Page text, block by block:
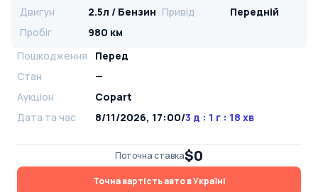
Двигун 2.5л / Бензин Привід
Передній
Пробіг
980 км
Пошкодження
Перед
Стан
—
Аукціон
Copart
Дата та час
8/11/2026, 17:00/3 д : 1 г : 18 хв
Поточна ставка$0
Точна вартість авто в Україні